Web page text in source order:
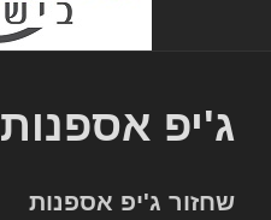
ג'יפ אספנות
שחזור ג'יפ אספנות